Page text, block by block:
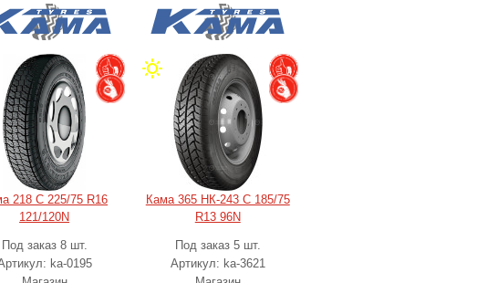
218 C 225/75 R16
121/120N
Под заказ 8 шт.
ka-0195
Кама 365 НК-243 С 185/75
R13 96N
Под заказ 5 шт.
Артикул: ka-3621